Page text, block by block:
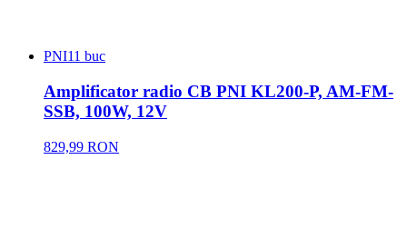
PNI11 buc
Amplificator radio CB PNI KL200-P, AM-FM-
SSB, 100W, 12V
829,99 RON